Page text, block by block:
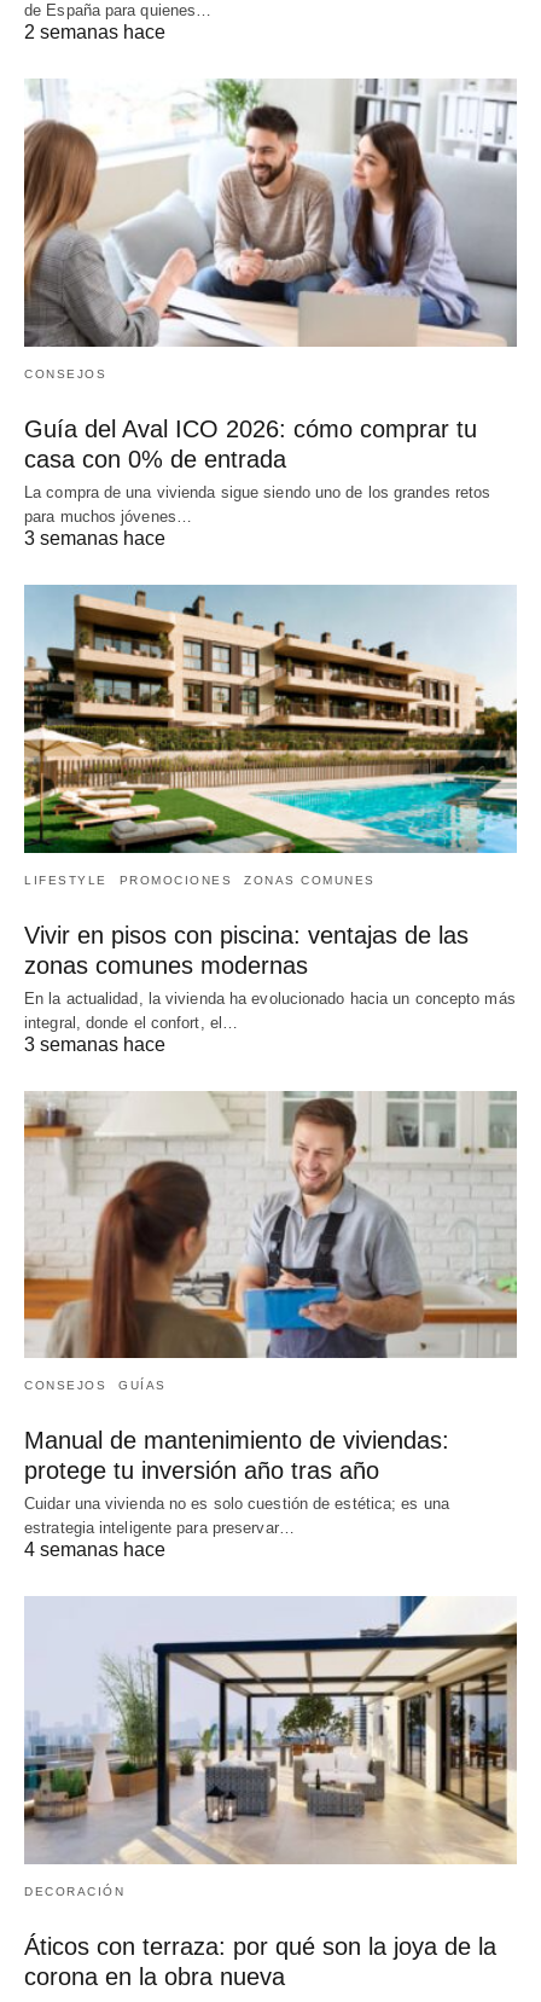
de España para quienes…
2 semanas hace
CONSEJOS
Guía del Aval ICO 2026: cómo comprar tu
casa con 0% de entrada
La compra de una vivienda sigue siendo uno de los grandes retos
para muchos jóvenes…
3 semanas hace
LIFESTYLE PROMOCIONES ZONAS COMUNES
Vivir en pisos con piscina: ventajas de las
zonas comunes modernas
En la actualidad, la vivienda ha evolucionado hacia un concepto más
integral, donde el confort, el…
3 semanas hace
CONSEJOS GUÍAS
Manual de mantenimiento de viviendas:
protege tu inversión año tras año
Cuidar una vivienda no es solo cuestión de estética; es una
estrategia inteligente para preservar…
4 semanas hace
DECORACIÓN
Áticos con terraza: por qué son la joya de la
corona en la obra nueva